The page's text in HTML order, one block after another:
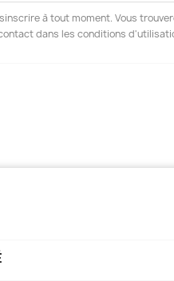
à tout moment. Vous
dans les conditions